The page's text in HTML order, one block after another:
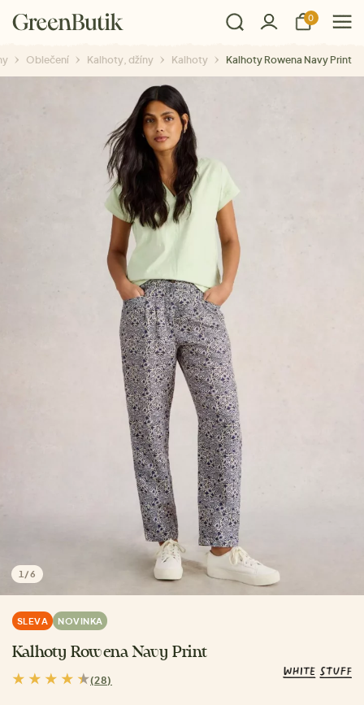
0
Oblečení Kalhoty, džíny Kalhoty Kalhoty Rowena Navy Print
1 /6
SLEVA NOVINKA
Kalhoty Rowena Navy Print
(28)